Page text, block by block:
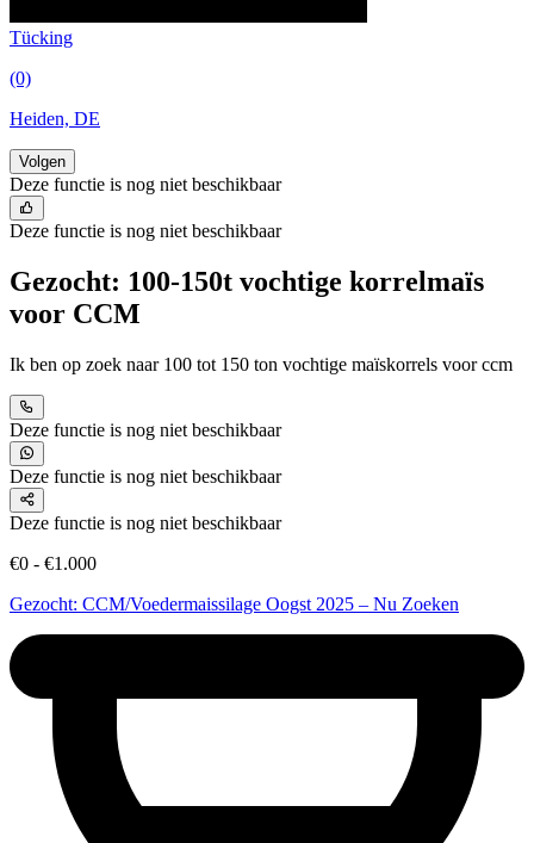
Tücking
(0)
Heiden, DE
Volgen
Deze functie is nog niet beschikbaar
Deze functie is nog niet beschikbaar
Gezocht: 100-150t vochtige korrelmaïs
voor CCM
Ik ben op zoek naar 100 tot 150 ton vochtige maïskorrels voor ccm
Deze functie is nog niet beschikbaar
Deze functie is nog niet beschikbaar
Deze functie is nog niet beschikbaar
€0 - €1.000
Gezocht: CCM/Voedermaissilage Oogst 2025 – Nu Zoeken